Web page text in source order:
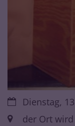
Datum:Dienstag,
Ort: der Ort